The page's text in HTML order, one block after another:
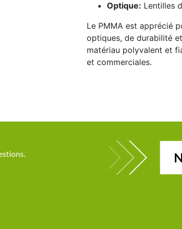
Optique: Lentilles
Le PMMA est apprécié
optiques, de durabilité
matériau polyvalent et
et commerciales.